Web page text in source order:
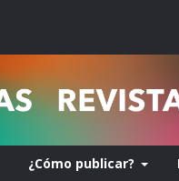
¿Cómo publicar?